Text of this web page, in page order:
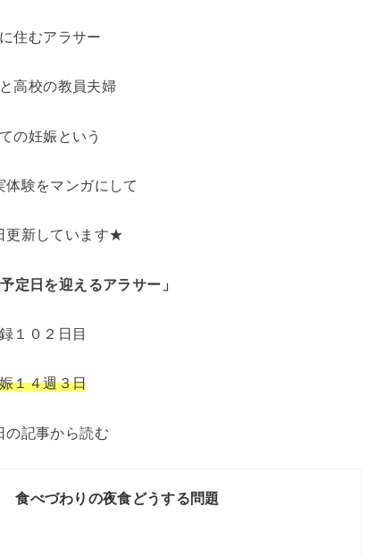
住むアラサー
高校の教員夫婦
の妊娠という
体験をマンガにして
更新しています★
定日を迎えるアラサー」
１０２日目
１４週３日
記事から読む
食べづわりの夜食どうする問題